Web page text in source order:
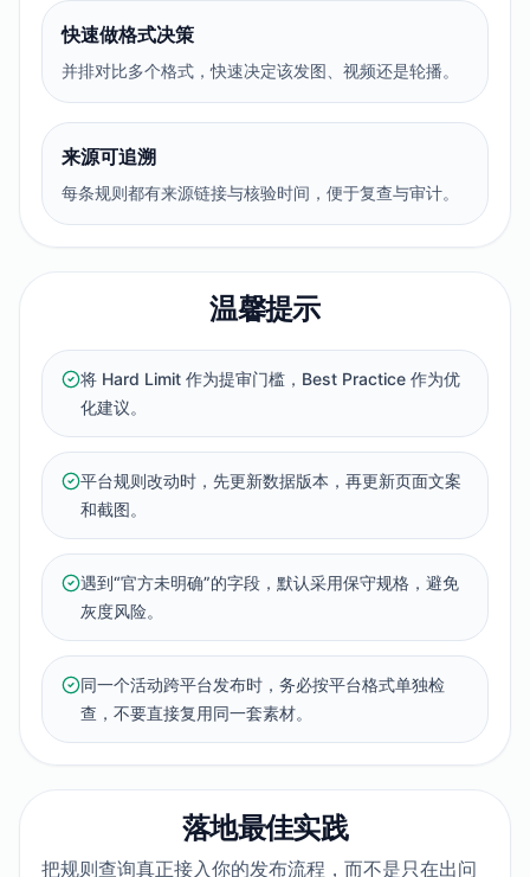
快速做格式决策
并排对比多个格式，快速决定该发图、视频还是轮播。
来源可追溯
每条规则都有来源链接与核验时间，便于复查与审计。
温馨提示
将 Hard Limit 作为提审门槛，Best Practice 作为优
化建议。
平台规则改动时，先更新数据版本，再更新页面文案
和截图。
遇到“官方未明确”的字段，默认采用保守规格，避免
灰度风险。
同一个活动跨平台发布时，务必按平台格式单独检
查，不要直接复用同一套素材。
落地最佳实践
把规则查询真正接入你的发布流程，而不是只在出问